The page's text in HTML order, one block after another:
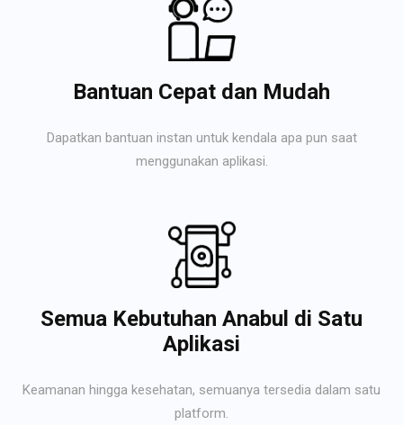
Bantuan Cepat dan Mudah
Dapatkan bantuan instan untuk kendala apa pun saat
menggunakan aplikasi.
Semua Kebutuhan Anabul di Satu
Aplikasi
Keamanan hingga kesehatan, semuanya tersedia dalam satu
platform.